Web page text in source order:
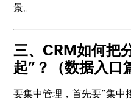
景。
三、CRM如何把
起”？（数据入口
要集中管理，首先要“集中